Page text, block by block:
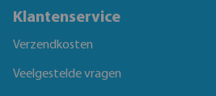
Klantenservice
Verzendkosten
Veelgestelde vragen